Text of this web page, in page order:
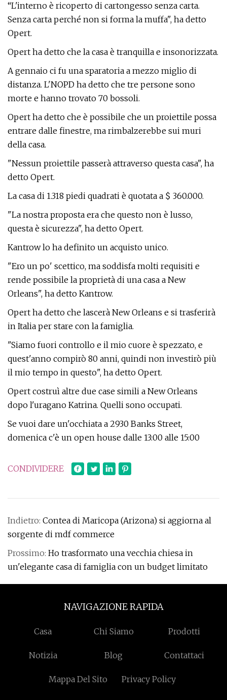
“L'interno è ricoperto di cartongesso senza carta.
Senza carta perché non si forma la muffa", ha detto
Opert.
Opert ha detto che la casa è tranquilla e insonorizzata.
A gennaio ci fu una sparatoria a mezzo miglio di
distanza. L'NOPD ha detto che tre persone sono
morte e hanno trovato 70 bossoli.
Opert ha detto che è possibile che un proiettile possa
entrare dalle finestre, ma rimbalzerebbe sui muri
della casa.
"Nessun proiettile passerà attraverso questa casa", ha
detto Opert.
La casa di 1.318 piedi quadrati è quotata a $ 360.000.
"La nostra proposta era che questo non è lusso,
questa è sicurezza", ha detto Opert.
Kantrow lo ha definito un acquisto unico.
"Ero un po' scettico, ma soddisfa molti requisiti e
rende possibile la proprietà di una casa a New
Orleans", ha detto Kantrow.
Opert ha detto che lascerà New Orleans e si trasferirà
in Italia per stare con la famiglia.
"Siamo fuori controllo e il mio cuore è spezzato, e
quest'anno compirò 80 anni, quindi non investirò più
il mio tempo in questo", ha detto Opert.
Opert costruì altre due case simili a New Orleans
dopo l'uragano Katrina. Quelli sono occupati.
Se vuoi dare un'occhiata a 2930 Banks Street,
domenica c'è un open house dalle 13:00 alle 15:00
CONDIVIDERE
Indietro: Contea di Maricopa (Arizona) si aggiorna al
sorgente di mdf commerce
Prossimo: Ho trasformato una vecchia chiesa in
un'elegante casa di famiglia con un budget limitato
NAVIGAZIONE RAPIDA
Casa Chi Siamo Prodotti
Notizia Blog Contattaci
Mappa Del Sito Privacy Policy